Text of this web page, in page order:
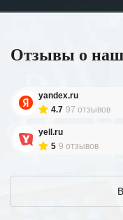
Отзывы о
yandex.ru
4.7 97 отзывов
yell.ru
5 9 отзывов